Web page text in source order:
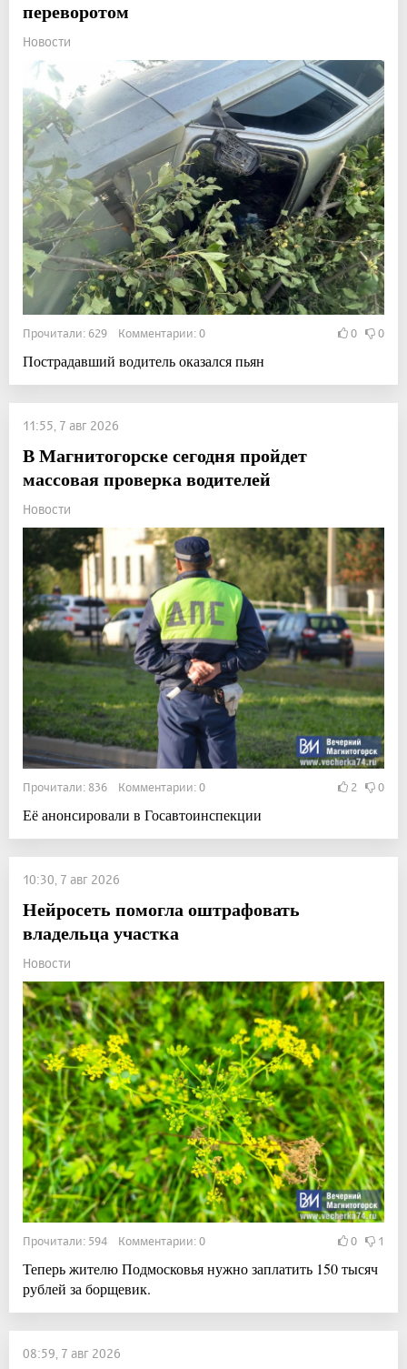
переворотом
Новости
Прочитали: 629 Комментарии: 0 0 0
Пострадавший водитель оказался пьян
11:55, 7 авг 2026
В Магнитогорске сегодня пройдет
массовая проверка водителей
Новости
Прочитали: 836 Комментарии: 0 2 0
Её анонсировали в Госавтоинспекции
10:30, 7 авг 2026
Нейросеть помогла оштрафовать
владельца участка
Новости
Прочитали: 594 Комментарии: 0 0 1
Теперь жителю Подмосковья нужно заплатить 150 тысяч
рублей за борщевик.
08:59, 7 авг 2026